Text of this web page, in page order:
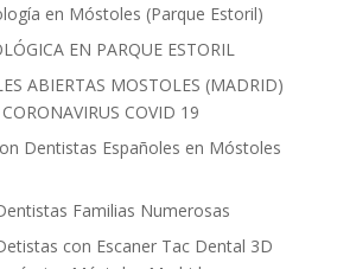
en Móstoles (Parque Estoril)
EN PARQUE ESTORIL
ABIERTAS MOSTOLES (MADRID)
COVID 19
Dentistas Españoles en Móstoles
Familias Numerosas
con Escaner Tac Dental 3D